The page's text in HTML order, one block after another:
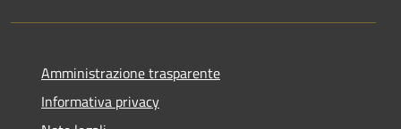
Amministrazione trasparente
Informativa privacy